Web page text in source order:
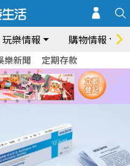
玩樂情報 購物情報
樂新聞 定期存款